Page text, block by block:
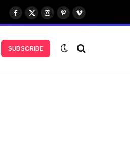
Facebook
X
(Twitter)
Instagram
Pinterest
Vimeo
SUBSCRIBE